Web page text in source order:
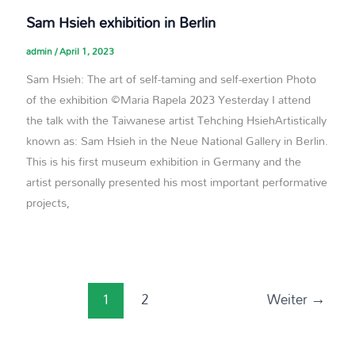
Sam Hsieh exhibition in Berlin
admin/April 1, 2023
Sam Hsieh: The art of self-taming and self-exertion Photo
of the exhibition ©Maria Rapela 2023 Yesterday I attend
the talk with the Taiwanese artist Tehching HsiehArtistically
known as: Sam Hsieh in the Neue National Gallery in Berlin.
This is his first museum exhibition in Germany and the
artist personally presented his most important performative
projects,
1 2 Weiter →